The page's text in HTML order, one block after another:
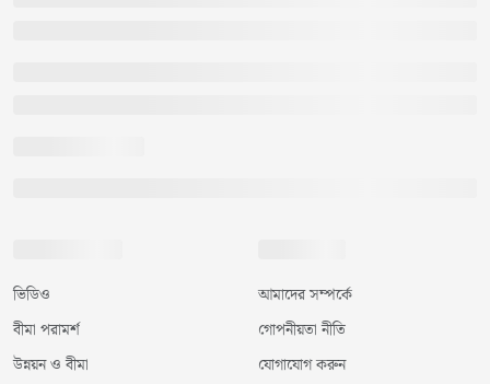
ভিডিও
বীমা পরামর্শ
উন্নয়ন ও বীমা
আমাদের সম্পর্কে
গোপনীয়তা নীতি
যোগাযোগ করুন